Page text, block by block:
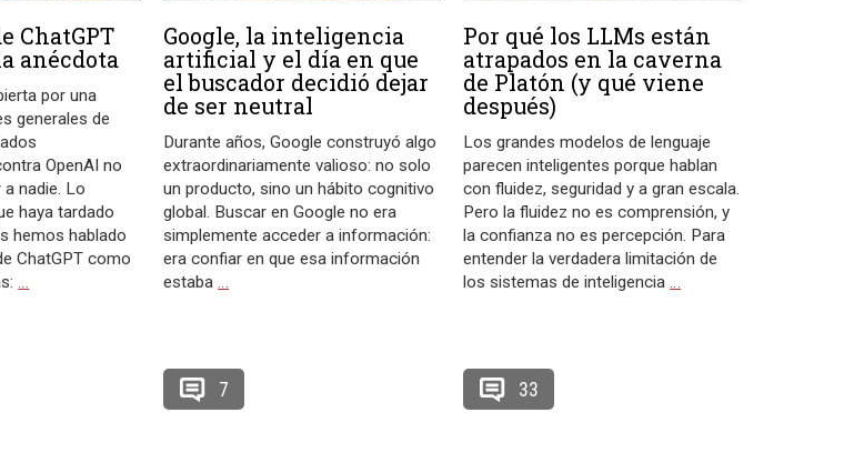
ChatGPT
anécdota
por una
generales de
OpenAI no
nadie. Lo
haya tardado
hemos hablado
ChatGPT como
…
Google, la inteligencia
artificial y el día en que
el buscador decidió dejar
de ser neutral
Durante años, Google construyó algo
extraordinariamente valioso: no solo
un producto, sino un hábito cognitivo
global. Buscar en Google no era
simplemente acceder a información:
era confiar en que esa información
estaba…
7
Por qué los LLMs están
atrapados en la caverna
de Platón (y qué viene
después)
Los grandes modelos de lenguaje
parecen inteligentes porque hablan
con fluidez, seguridad y a gran escala.
Pero la fluidez no es comprensión, y
la confianza no es percepción. Para
entender la verdadera limitación de
los sistemas de inteligencia…
33